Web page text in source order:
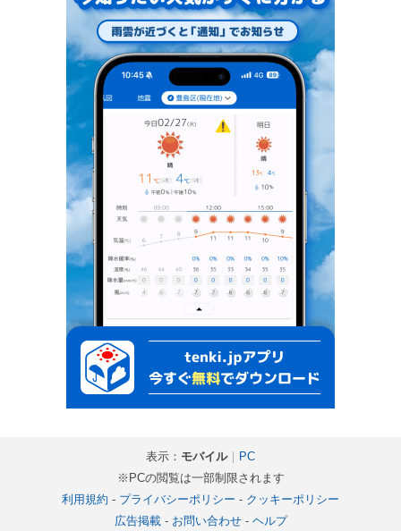
表示： モバイル｜ PC
※PCの閲覧は一部制限されます
利用規約 - プライバシーポリシー - クッキーポリシー
広告掲載- お問い合わせ- ヘルプ